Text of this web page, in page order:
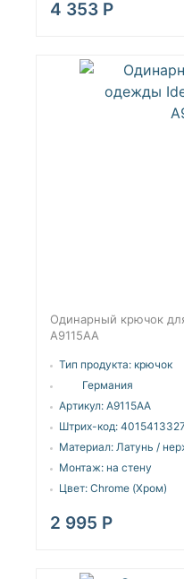
4 353 Р
Одинарный крючок
A9115AA
Тип продукта: крючок
Германия
Артикул: A9115AA
Штрих-код:
Материал: Латунь /
Монтаж: на стену
Цвет: Chrome (Хром)
2 995 Р